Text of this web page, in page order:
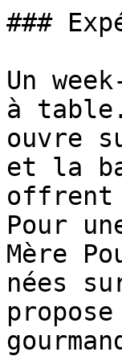
###
Un
à
ouvre
et la
offrent
Pour
Mère
nées